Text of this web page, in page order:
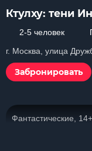
Ктулху: тени
2-5 человек
г. Москва, улица
Забронировать
Фантастические, 14+